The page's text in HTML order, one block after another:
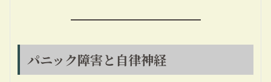
パニック障害と自律神経